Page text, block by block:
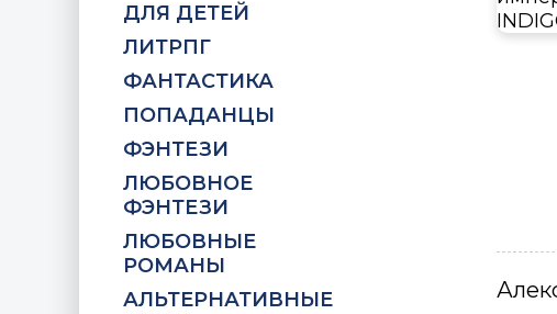
ДЛЯ ДЕТЕЙ
ЛИТРПГ
ФАНТАСТИКА
ПОПАДАНЦЫ
ФЭНТЕЗИ
ЛЮБОВНОЕ
ФЭНТЕЗИ
ЛЮБОВНЫЕ
РОМАНЫ
АЛЬТЕРНАТИВНЫЕ